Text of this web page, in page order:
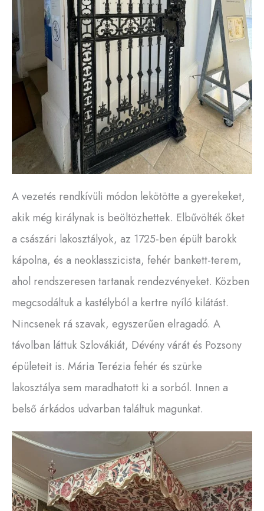
A vezetés rendkívüli módon lekötötte a gyerekeket,
akik még királynak is beöltözhettek. Elbűvölték őket
a császári lakosztályok, az 1725-ben épült barokk
kápolna, és a neoklasszicista, fehér bankett-terem,
ahol rendszeresen tartanak rendezvényeket. Közben
megcsodáltuk a kastélyból a kertre nyíló kilátást.
Nincsenek rá szavak, egyszerűen elragadó. A
távolban láttuk Szlovákiát, Dévény várát és Pozsony
épületeit is. Mária Terézia fehér és szürke
lakosztálya sem maradhatott ki a sorból. Innen a
belső árkádos udvarban találtuk magunkat.